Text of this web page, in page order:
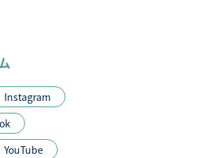
Instagram
YouTube